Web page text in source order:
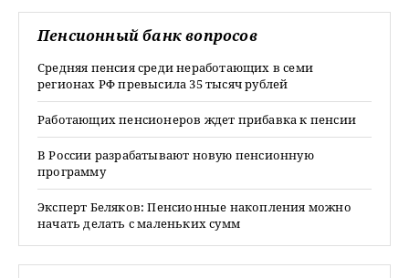
Пенсионный банк вопросов
Средняя пенсия среди неработающих в семи
регионах РФ превысила 35 тысяч рублей
Работающих пенсионеров ждет прибавка к пенсии
В России разрабатывают новую пенсионную
программу
Эксперт Беляков: Пенсионные накопления можно
начать делать с маленьких сумм